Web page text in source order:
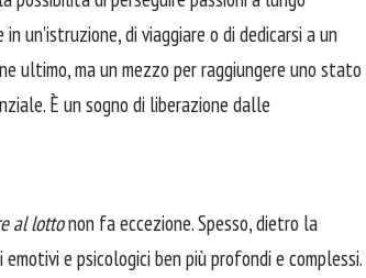
un'istruzione, di viaggiare o di dedicarsi a un
ultimo, ma un mezzo per raggiungere uno stato
È un sogno di liberazione dalle
al lottonon fa eccezione. Spesso, dietro la
e psicologici ben più profondi e complessi.